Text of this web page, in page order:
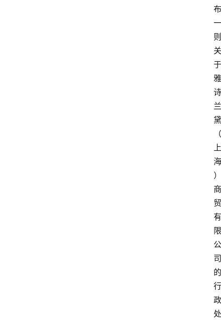
布
一
则
关
于
雅
诗
兰
黛
（
上
海
）
商
贸
有
限
公
司
的
行
政
处